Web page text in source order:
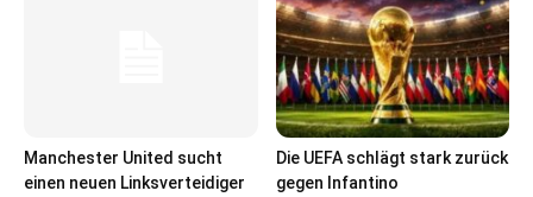
Manchester United sucht
einen neuen Linksverteidiger
Die UEFA schlägt stark zurück
gegen Infantino